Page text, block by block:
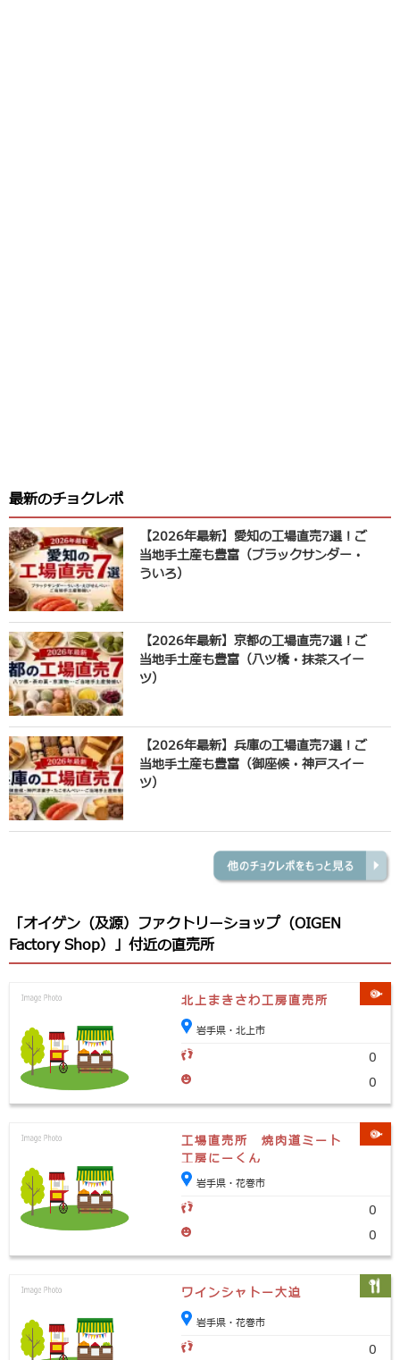
最新のチョクレポ
【2026年最新】愛知の工場直売7選！ご
当地手土産も豊富（ブラックサンダー・
ういろ）
【2026年最新】京都の工場直売7選！ご
当地手土産も豊富（八ツ橋・抹茶スイー
ツ）
【2026年最新】兵庫の工場直売7選！ご
当地手土産も豊富（御座候・神戸スイー
ツ）
「オイゲン（及源）ファクトリーショップ（OIGEN
Factory Shop）」付近の直売所
北上まきさわ工房直売所
岩手県・北上市
0
0
工場直売所 焼肉道ミート
工房にーくん
岩手県・花巻市
0
0
ワインシャトー大迫
岩手県・花巻市
0